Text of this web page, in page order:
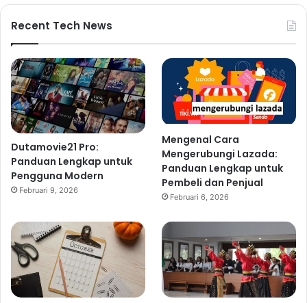
Recent Tech News
Dutamovie21 Pro:
Panduan Lengkap untuk
Pengguna Modern
Februari 9, 2026
Mengenal Cara
Mengerubungi Lazada:
Panduan Lengkap untuk
Pembeli dan Penjual
Februari 6, 2026